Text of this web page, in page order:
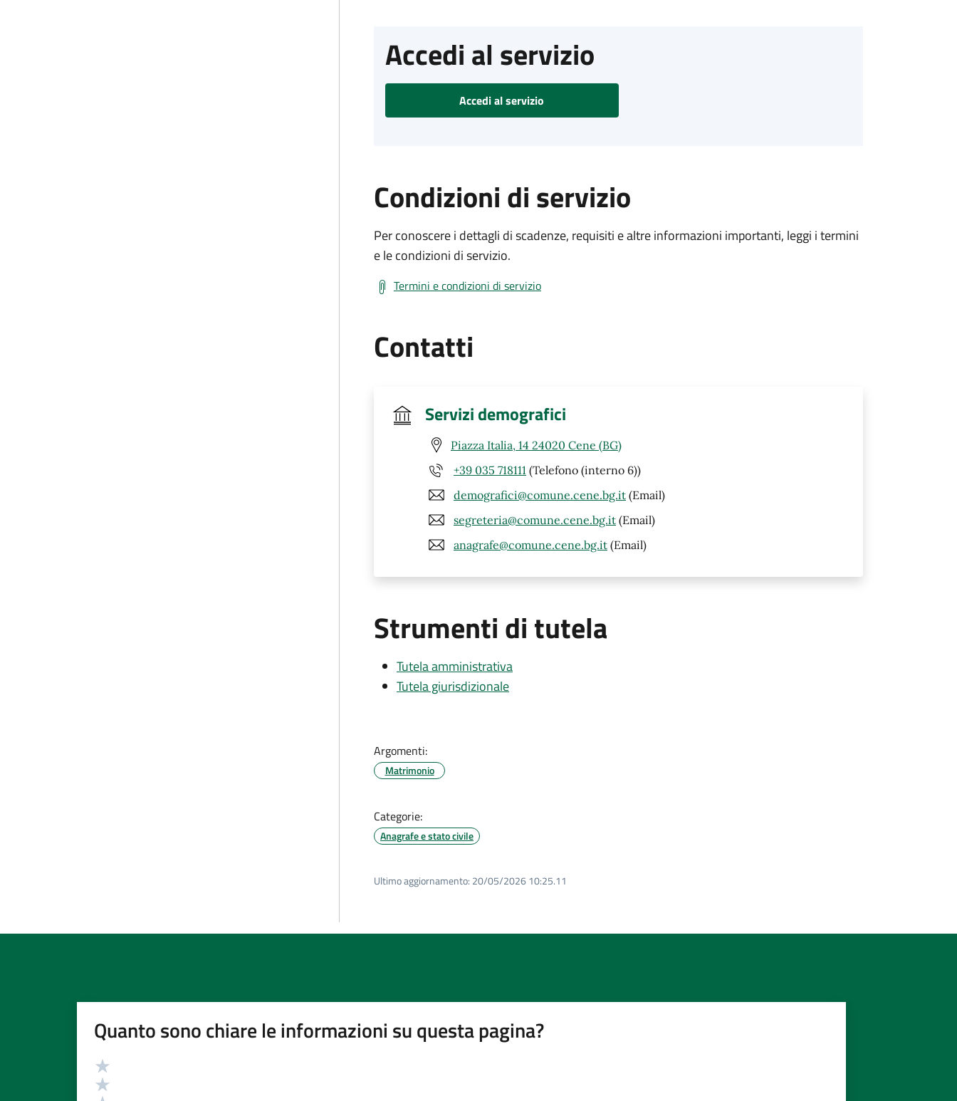
Accedi al servizio
Accedi al servizio
Condizioni di servizio
Per conoscere i dettagli di scadenze, requisiti e altre informazioni importanti, leggi i termini
e le condizioni di servizio.
Termini e condizioni di servizio
Contatti
Servizi demografici
Piazza Italia, 14 24020 Cene (BG)
+39 035 718111 (Telefono (interno 6))
demografici@comune.cene.bg.it (Email)
segreteria@comune.cene.bg.it (Email)
anagrafe@comune.cene.bg.it (Email)
Strumenti di tutela
Tutela amministrativa
Tutela giurisdizionale
Argomenti:
Matrimonio
Categorie:
Anagrafe e stato civile
Ultimo aggiornamento: 20/05/2026 10:25.11
Quanto sono chiare le informazioni su questa pagina?
Valutazione